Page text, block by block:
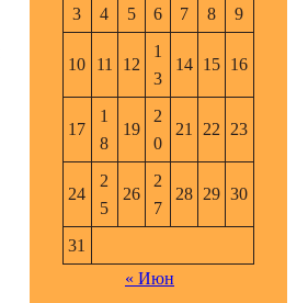
3
4 5 6 7 8 9
10 11 12
1
3
14 15 16
17
1
8
19
2
0
21 22 23
24
2
5
26
2
7
28 29 30
31
« Июн